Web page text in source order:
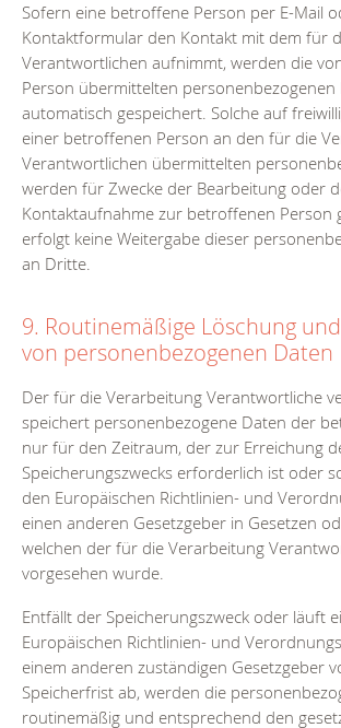
Sofern eine betroffene Person per E-Mail
Kontaktformular den Kontakt mit dem für
Verantwortlichen aufnimmt, werden die
Person übermittelten personenbezogenen
automatisch gespeichert. Solche auf
einer betroffenen Person an den für die
Verantwortlichen übermittelten
werden für Zwecke der Bearbeitung oder
Kontaktaufnahme zur betroffenen Person
erfolgt keine Weitergabe dieser
an Dritte.
9. Routinemäßige Löschung
von personenbezogenen Daten
Der für die Verarbeitung Verantwortliche
speichert personenbezogene Daten der
nur für den Zeitraum, der zur Erreichung
Speicherungszwecks erforderlich ist oder
den Europäischen Richtlinien- und
einen anderen Gesetzgeber in Gesetzen
welchen der für die Verarbeitung
vorgesehen wurde.
Entfällt der Speicherungszweck oder läuft
Europäischen Richtlinien- und
einem anderen zuständigen Gesetzgeber
Speicherfrist ab, werden die
routinemäßig und entsprechend den